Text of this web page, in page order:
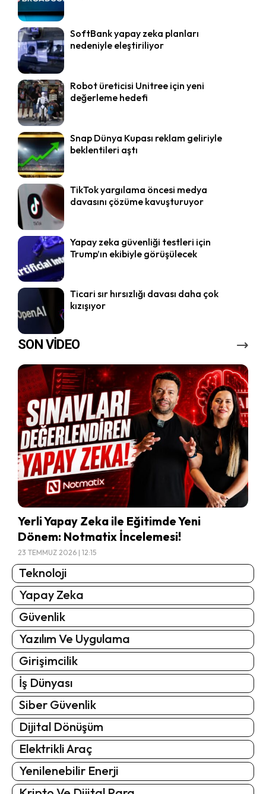
SoftBank yapay zeka planları
nedeniyle eleştiriliyor
Robot üreticisi Unitree için yeni
değerleme hedefi
Snap Dünya Kupası reklam geliriyle
beklentileri aştı
TikTok yargılama öncesi medya
davasını çözüme kavuşturuyor
Yapay zeka güvenliği testleri için
Trump’ın ekibiyle görüşülecek
Ticari sır hırsızlığı davası daha çok
kızışıyor
SON VİDEO
Yerli Yapay Zeka ile Eğitimde Yeni
Dönem: Notmatix İncelemesi!
23 TEMMUZ 2026 | 12:15
Teknoloji
Yapay Zeka
Güvenlik
Yazılım Ve Uygulama
Girişimcilik
İş Dünyası
Siber Güvenlik
Dijital Dönüşüm
Elektrikli Araç
Yenilenebilir Enerji